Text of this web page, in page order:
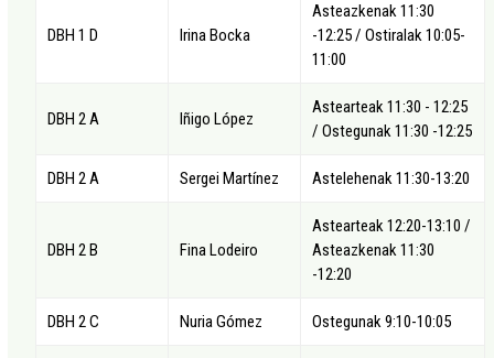
DBH 1 D Irina Bocka
Asteazkenak 11:30
-12:25 / Ostiralak 10:05-
11:00
DBH 2 A Iñigo López
Astearteak 11:30 - 12:25
/ Ostegunak 11:30 -12:25
DBH 2 A Sergei Martínez Astelehenak 11:30-13:20
DBH 2 B Fina Lodeiro
Astearteak 12:20-13:10 /
Asteazkenak 11:30
-12:20
DBH 2 C Nuria Gómez Ostegunak 9:10-10:05